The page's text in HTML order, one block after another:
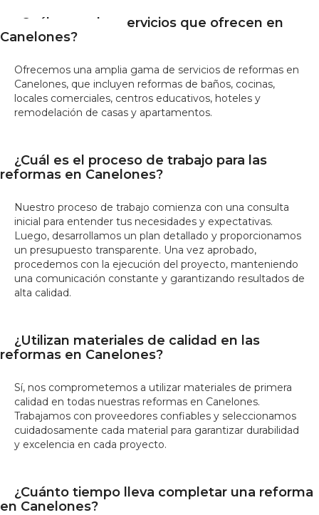
¿Cuáles son los servicios que ofrecen en
Canelones?
Ofrecemos una amplia gama de servicios de reformas en
Canelones, que incluyen reformas de baños, cocinas,
locales comerciales, centros educativos, hoteles y
remodelación de casas y apartamentos.
¿Cuál es el proceso de trabajo para las
reformas en Canelones?
Nuestro proceso de trabajo comienza con una consulta
inicial para entender tus necesidades y expectativas.
Luego, desarrollamos un plan detallado y proporcionamos
un presupuesto transparente. Una vez aprobado,
procedemos con la ejecución del proyecto, manteniendo
una comunicación constante y garantizando resultados de
alta calidad.
¿Utilizan materiales de calidad en las
reformas en Canelones?
Sí, nos comprometemos a utilizar materiales de primera
calidad en todas nuestras reformas en Canelones.
Trabajamos con proveedores confiables y seleccionamos
cuidadosamente cada material para garantizar durabilidad
y excelencia en cada proyecto.
¿Cuánto tiempo lleva completar una reforma
en Canelones?